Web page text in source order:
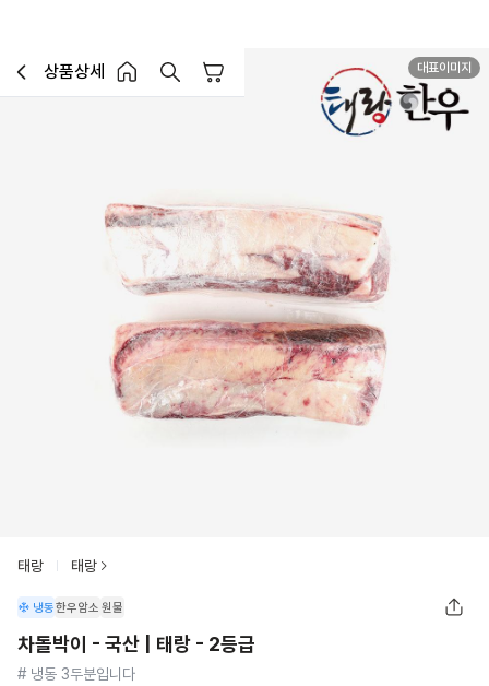
이전페이지로 이동
상품상세
홈 버튼홈 장바구니
대표이미지
태랑 태랑
냉동한우암소 원물
차돌박이 - 국산 | 태랑 - 2등급
# 냉동 3두분입니다